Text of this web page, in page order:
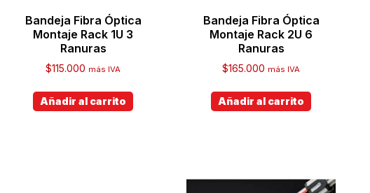
Bandeja Fibra Óptica
Montaje Rack 1U 3
Ranuras
$115.000 más IVA
Añadir al carrito
Bandeja Fibra Óptica
Montaje Rack 2U 6
Ranuras
$165.000 más IVA
Añadir al carrito